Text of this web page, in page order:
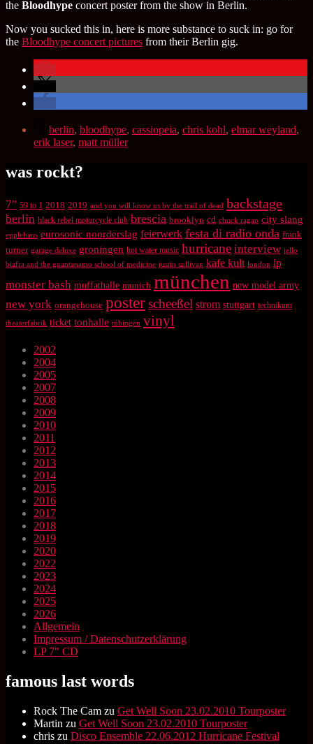
the Bloodhype concert poster from the show in Berlin.
Now you sucked this in, here is more substance to suck in: go for
the Bloodhype concert pictures from their Berlin gig.
Schlagwörter
berlin, bloodhype, cassiopeia, chris kohl, elmar weyland,
erik laser, matt müller
was rockt?
7" 59 to 1 2018 2019 and you will know us by the trail of dead backstage
berlin black rebel motorcycle club brescia brooklyn cd chuck ragan city slang
epplehaus eurosonic noorderslag feierwerk festa di radio onda frank
turner garage deluxe groningen hot water music hurricane interview jello
biafra and the guantanamo school of medicine justin sullivan kafe kult london lp
monster bash muffathalle munich münchen new model army
new york orangehouse posterscheeßel strom stuttgart technikum
theaterfabrik ticket tonhalle tübingen vinyl
2002
2004
2005
2007
2008
2009
2010
2011
2012
2013
2014
2015
2016
2017
2018
2019
2020
2022
2023
2024
2025
2026
Allgemein
Impressum / Datenschutzerklärung
LP 7" CD
famous last words
Rock The Cam zu Get Well Soon 23.02.2010 Tourposter
Martin zu Get Well Soon 23.02.2010 Tourposter
chris zu Disco Ensemble 22.06.2012 Hurricane Festival